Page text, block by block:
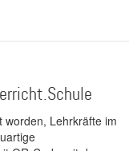
worden, Lehrkräfte im